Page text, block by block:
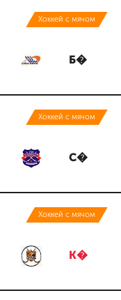
Хоккей с мячом
Б�
Хоккей с мячом
С�
Хоккей с мячом
К�